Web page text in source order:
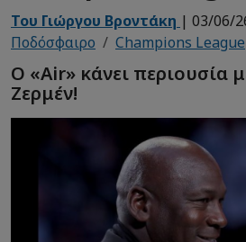
Του Γιώργου Βροντάκη | 03/06/
Ποδόσφαιρο
Champions League
Ο «Air» κάνει περιουσία
Ζερμέν!